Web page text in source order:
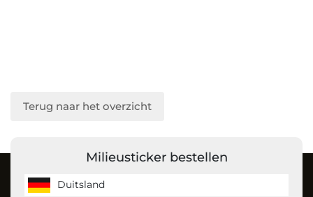
Milieusticker bestellen
Duitsland
Terug naar het overzicht
Over ons